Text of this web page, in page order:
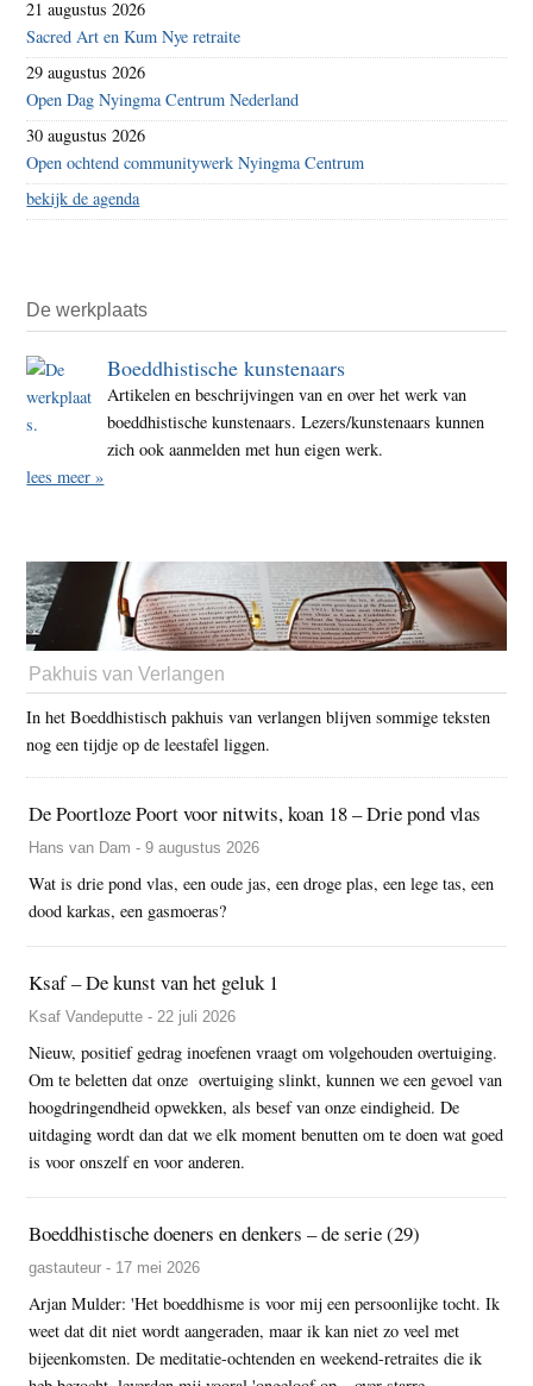
21 augustus 2026
Sacred Art en Kum Nye retraite
29 augustus 2026
Open Dag Nyingma Centrum Nederland
30 augustus 2026
Open ochtend communitywerk Nyingma Centrum
bekijk de agenda
De werkplaats
Boeddhistische kunstenaars
Artikelen en beschrijvingen van en over het werk van
boeddhistische kunstenaars. Lezers/kunstenaars kunnen
zich ook aanmelden met hun eigen werk.
lees meer »
Pakhuis van Verlangen
In het Boeddhistisch pakhuis van verlangen blijven sommige teksten
nog een tijdje op de leestafel liggen.
De Poortloze Poort voor nitwits, koan 18 – Drie pond vlas
Hans van Dam - 9 augustus 2026
Wat is drie pond vlas, een oude jas, een droge plas, een lege tas, een
dood karkas, een gasmoeras?
Ksaf – De kunst van het geluk 1
Ksaf Vandeputte - 22 juli 2026
Nieuw, positief gedrag inoefenen vraagt om volgehouden overtuiging.
Om te beletten dat onze overtuiging slinkt, kunnen we een gevoel van
hoogdringendheid opwekken, als besef van onze eindigheid. De
uitdaging wordt dan dat we elk moment benutten om te doen wat goed
is voor onszelf en voor anderen.
Boeddhistische doeners en denkers – de serie (29)
gastauteur - 17 mei 2026
Arjan Mulder: 'Het boeddhisme is voor mij een persoonlijke tocht. Ik
weet dat dit niet wordt aangeraden, maar ik kan niet zo veel met
bijeenkomsten. De meditatie-ochtenden en weekend-retraites die ik